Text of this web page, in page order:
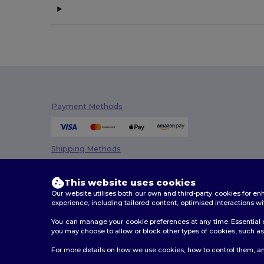
Payment Methods
Shipping Methods
2026. All Rights Reserved
This website uses cookies
Our website utilises both our own and third-party cookies for
experience, including tailored content, optimised interactions
You can manage your cookie preferences at any time.
you may choose to allow or block other types of cookies, such
For more details on how we use cookies, how to control them,